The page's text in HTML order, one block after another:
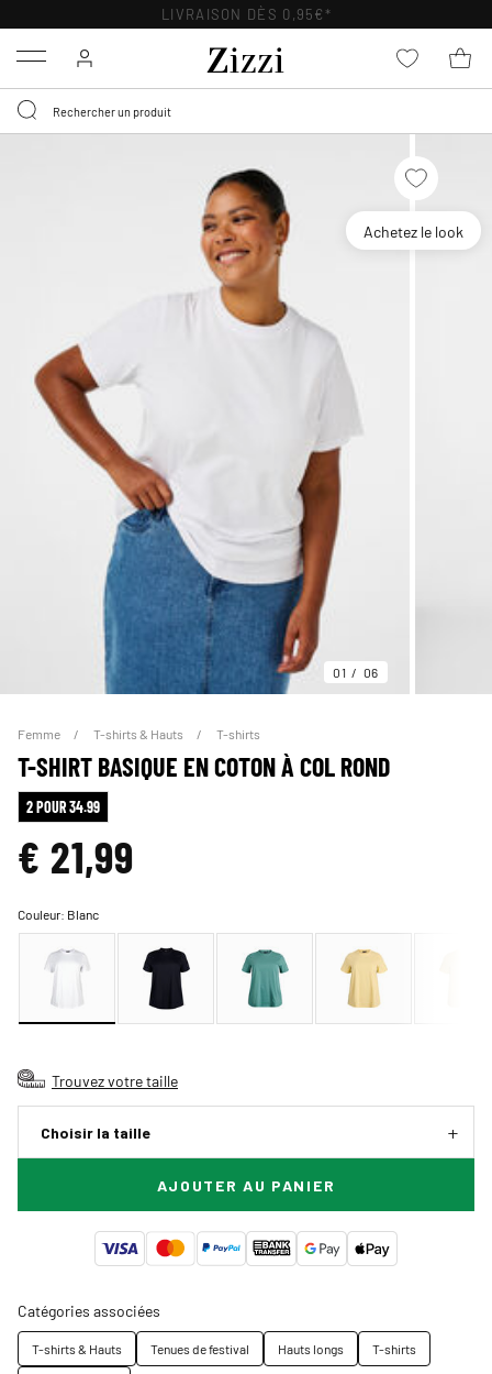
LIVRAISON DÈS 0,95€*
Menu
Achetez le look
01 06
Femme T-shirts & Hauts T-shirts
T-SHIRT BASIQUE EN COTON À COL ROND
2 POUR 34.99
€ 21,99
Couleur: Blanc
Trouvez votre taille
Choisir la taille
AJOUTER AU PANIER
Catégories associées
T-shirts & Hauts Tenues de festival Hauts longs
T-shirts